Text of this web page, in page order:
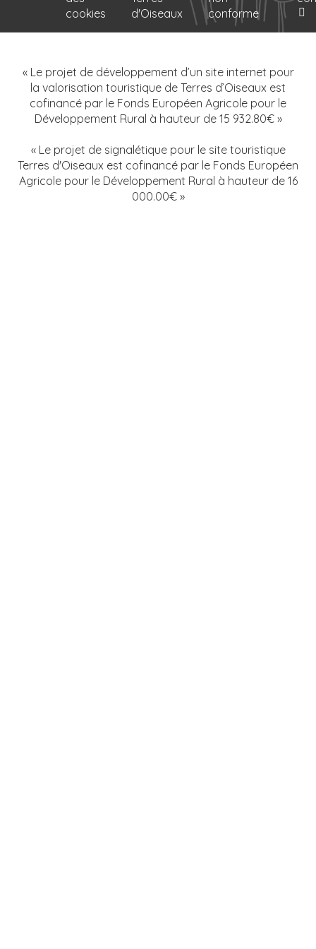
cookies
d'Oiseaux
conforme
« Le projet de développement d’un site internet pour
la valorisation touristique de Terres d’Oiseaux est
cofinancé par le Fonds Européen Agricole pour le
Développement Rural à hauteur de 15 932.80€ »
« Le projet de signalétique pour le site touristique
Terres d'Oiseaux est cofinancé par le Fonds Européen
Agricole pour le Développement Rural à hauteur de 16
000.00€ »